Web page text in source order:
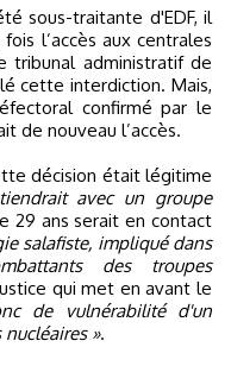
sous-traitante d'EDF, il
l’accès aux centrales
tribunal administratif de
cette interdiction. Mais,
confirmé par le
de nouveau l’accès.
décision était légitime
avec un groupe
29 ans serait en contact
salafiste, impliqué dans
des troupes
qui met en avant le
de vulnérabilité d'un
».